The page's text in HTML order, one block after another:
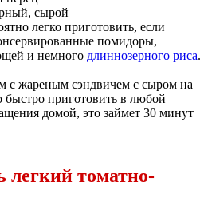
сырой
легко приготовить, если
помидоры,
и немного длиннозерного риса.
с жареным сэндвичем с сыром на
приготовить в любой
домой, это займет 30 минут
легкий томатно-